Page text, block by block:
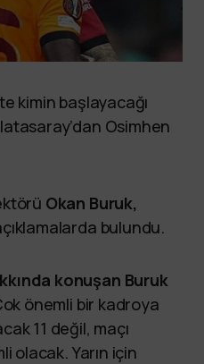
kimin başlayacağı
Osimhen
Okan Buruk,
bulundu.
konuşan Buruk
önemli bir kadroya
11 değil, maçı
olacak. Yarın için